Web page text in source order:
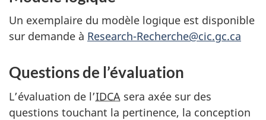
Un exemplaire du modèle logique est disponible
sur demande à Research-Recherche@cic.gc.ca
Questions de l’évaluation
L’évaluation de l’IDCA sera axée sur des
questions touchant la pertinence, la conception